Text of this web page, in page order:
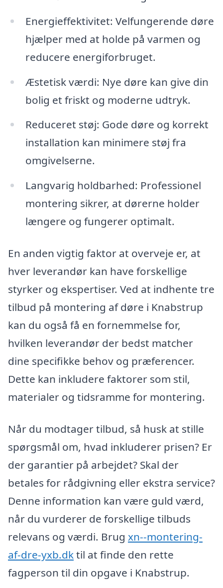
Energieffektivitet: Velfungerende døre
hjælper med at holde på varmen og
reducere energiforbruget.
Æstetisk værdi: Nye døre kan give din
bolig et friskt og moderne udtryk.
Reduceret støj: Gode døre og korrekt
installation kan minimere støj fra
omgivelserne.
Langvarig holdbarhed: Professionel
montering sikrer, at dørerne holder
længere og fungerer optimalt.
En anden vigtig faktor at overveje er, at
hver leverandør kan have forskellige
styrker og ekspertiser. Ved at indhente tre
tilbud på montering af døre i Knabstrup
kan du også få en fornemmelse for,
hvilken leverandør der bedst matcher
dine specifikke behov og præferencer.
Dette kan inkludere faktorer som stil,
materialer og tidsramme for montering.
Når du modtager tilbud, så husk at stille
spørgsmål om, hvad inkluderer prisen? Er
der garantier på arbejdet? Skal der
betales for rådgivning eller ekstra service?
Denne information kan være guld værd,
når du vurderer de forskellige tilbuds
relevans og værdi. Brug xn--montering-
af-dre-yxb.dktil at finde den rette
fagperson til din opgave i Knabstrup.